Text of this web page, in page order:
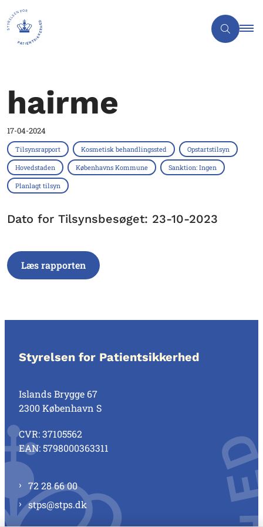
hairme
17-04-2024
Tilsynsrapport Kosmetisk behandlingssted Opstartstilsyn
Hovedstaden Københavns Kommune Sanktion: Ingen
Planlagt tilsyn
Dato for Tilsynsbesøget: 23-10-2023
Læs rapporten
Styrelsen for Patientsikkerhed
Islands Brygge 67
2300 København S
CVR: 37105562
EAN: 5798000363311
72 28 66 00
stps@stps.dk